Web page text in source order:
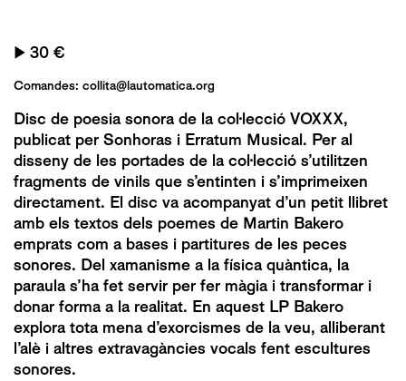
▶ 30 €
Comandes: collita@lautomatica.org
Disc de poesia sonora de la col·lecció VOXXX,
publicat per Sonhoras i Erratum Musical. Per al
disseny de les portades de la col·lecció s’utilitzen
fragments de vinils que s’entinten i s’imprimeixen
directament. El disc va acompanyat d’un petit llibret
amb els textos dels poemes de Martin Bakero
emprats com a bases i partitures de les peces
sonores. Del xamanisme a la física quàntica, la
paraula s’ha fet servir per fer màgia i transformar i
donar forma a la realitat. En aquest LP Bakero
explora tota mena d’exorcismes de la veu, alliberant
l’alè i altres extravagàncies vocals fent escultures
sonores.